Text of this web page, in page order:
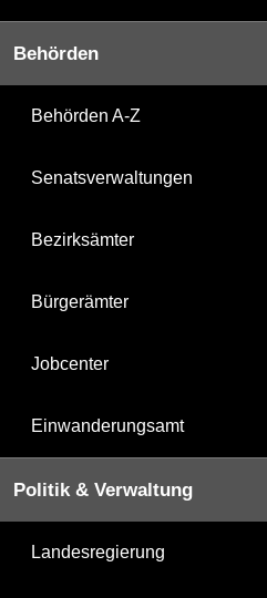
Behörden
Behörden A-Z
Senatsverwaltungen
Bezirksämter
Bürgerämter
Jobcenter
Einwanderungsamt
Politik & Verwaltung
Landesregierung